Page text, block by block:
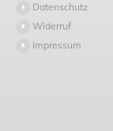
Datenschutz
Widerruf
Impressum